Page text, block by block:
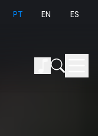
PT EN ES